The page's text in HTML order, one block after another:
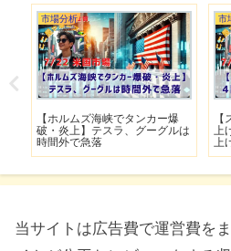
市場分析
【ホルムズ海峡でタンカー爆
破・炎上】テスラ、グーグルは
時間外で急落
市
当サイトは広告費で運営費を